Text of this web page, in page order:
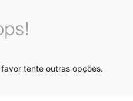
tente outras opções.